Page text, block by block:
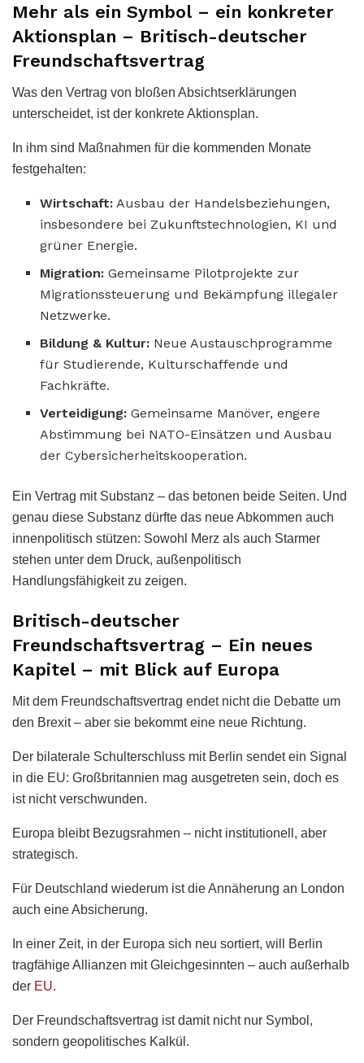
Mehr als ein Symbol – ein konkreter
Aktionsplan – Britisch-deutscher
Freundschaftsvertrag
Was den Vertrag von bloßen Absichtserklärungen
unterscheidet, ist der konkrete Aktionsplan.
In ihm sind Maßnahmen für die kommenden Monate
festgehalten:
Wirtschaft: Ausbau der Handelsbeziehungen,
insbesondere bei Zukunftstechnologien, KI und
grüner Energie.
Migration: Gemeinsame Pilotprojekte zur
Migrationssteuerung und Bekämpfung illegaler
Netzwerke.
Bildung & Kultur: Neue Austauschprogramme
für Studierende, Kulturschaffende und
Fachkräfte.
Verteidigung: Gemeinsame Manöver, engere
Abstimmung bei NATO-Einsätzen und Ausbau
der Cybersicherheitskooperation.
Ein Vertrag mit Substanz – das betonen beide Seiten. Und
genau diese Substanz dürfte das neue Abkommen auch
innenpolitisch stützen: Sowohl Merz als auch Starmer
stehen unter dem Druck, außenpolitisch
Handlungsfähigkeit zu zeigen.
Britisch-deutscher
Freundschaftsvertrag – Ein neues
Kapitel – mit Blick auf Europa
Mit dem Freundschaftsvertrag endet nicht die Debatte um
den Brexit – aber sie bekommt eine neue Richtung.
Der bilaterale Schulterschluss mit Berlin sendet ein Signal
in die EU: Großbritannien mag ausgetreten sein, doch es
ist nicht verschwunden.
Europa bleibt Bezugsrahmen – nicht institutionell, aber
strategisch.
Für Deutschland wiederum ist die Annäherung an London
auch eine Absicherung.
In einer Zeit, in der Europa sich neu sortiert, will Berlin
tragfähige Allianzen mit Gleichgesinnten – auch außerhalb
der EU.
Der Freundschaftsvertrag ist damit nicht nur Symbol,
sondern geopolitisches Kalkül.